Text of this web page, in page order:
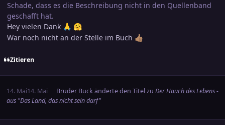
Schade, dass es die Beschreibung nicht in den Quellenband
geschafft hat.
Hey vielen Dank 🙏 🤗
War noch nicht an der Stelle im Buch 👍🏽
Zitieren
14. Mai14. Mai Bruder Buckänderte den Titel zu Der Hauch des Lebens -
aus "Das Land, das nicht sein darf"